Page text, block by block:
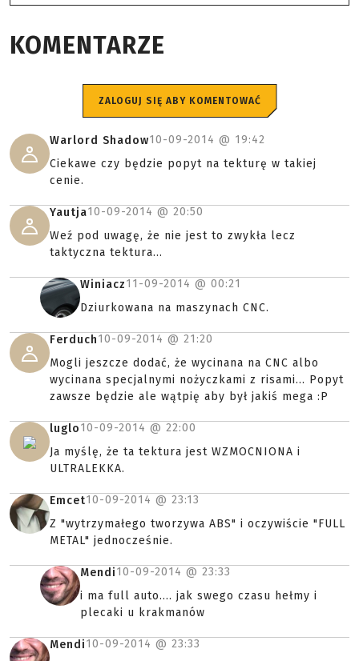
KOMENTARZE
ZALOGUJ SIĘ ABY KOMENTOWAĆ
Warlord Shadow10-09-2014 @ 19:42
Ciekawe czy będzie popyt na tekturę w takiej
cenie.
Yautja10-09-2014 @ 20:50
Weź pod uwagę, że nie jest to zwykła lecz
taktyczna tektura...
Winiacz11-09-2014 @ 00:21
Dziurkowana na maszynach CNC.
Ferduch10-09-2014 @ 21:20
Mogli jeszcze dodać, że wycinana na CNC albo
wycinana specjalnymi nożyczkami z risami... Popyt
zawsze będzie ale wątpię aby był jakiś mega :P
luglo10-09-2014 @ 22:00
Ja myślę, że ta tektura jest WZMOCNIONA i
ULTRALEKKA.
Emcet10-09-2014 @ 23:13
Z "wytrzymałego tworzywa ABS" i oczywiście "FULL
METAL" jednocześnie.
Mendi10-09-2014 @ 23:33
i ma full auto.... jak swego czasu hełmy i
plecaki u krakmanów
Mendi10-09-2014 @ 23:33